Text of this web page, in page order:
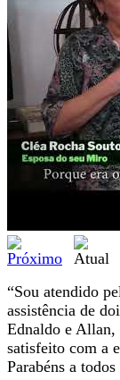
“Sou atendido
assistência de
Ednaldo e Allan,
satisfeito com a
Parabéns a